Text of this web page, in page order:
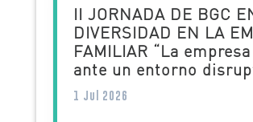
II JORNADA DE BGC
DIVERSIDAD EN LA
FAMILIAR “La
ante un entorno
1 Jul 2026